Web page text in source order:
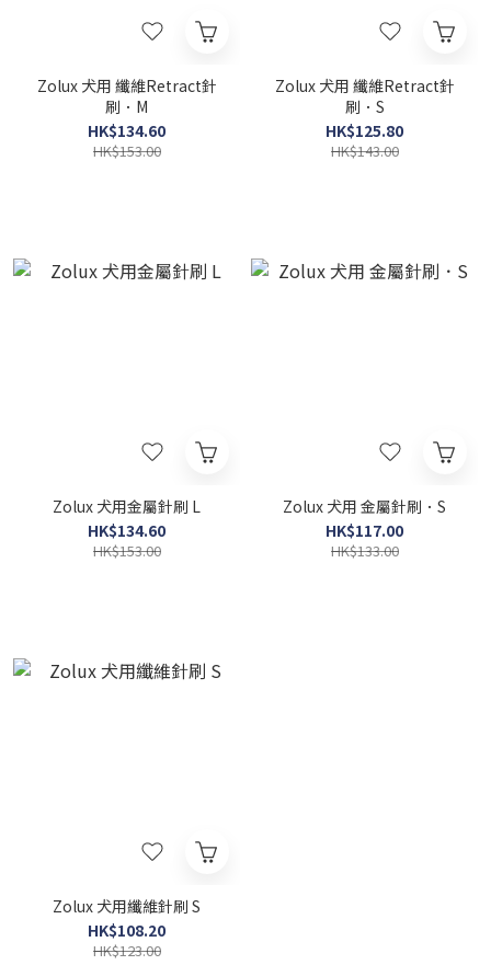
Zolux 犬用 纖維Retract針
刷．M
HK$134.60
HK$153.00
Zolux 犬用 纖維Retract針
刷．S
HK$125.80
HK$143.00
Zolux 犬用金屬針刷 L
HK$134.60
HK$153.00
Zolux 犬用 金屬針刷．S
HK$117.00
HK$133.00
Zolux 犬用纖維針刷 S
HK$108.20
HK$123.00